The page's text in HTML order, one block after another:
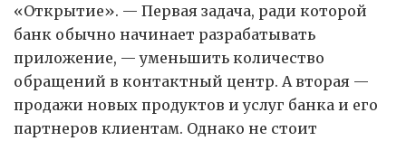
«Открытие». — Первая задача, ради которой
банк обычно начинает разрабатывать
приложение, — уменьшить количество
обращений в контактный центр. А вторая —
продажи новых продуктов и услуг банка и его
партнеров клиентам. Однако не стоит